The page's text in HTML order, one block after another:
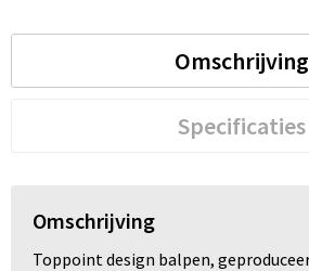
Omschrijving
Specificaties
Omschrijving
Toppoint design balpen,